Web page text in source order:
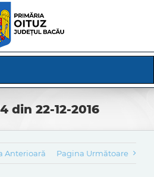
din 22-12-2016
Anterioară Pagina Următoare